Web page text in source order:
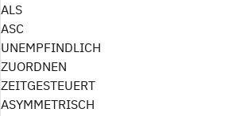
ALS
ASC
UNEMPFINDLICH
ZUORDNEN
ZEITGESTEUERT
ASYMMETRISCH